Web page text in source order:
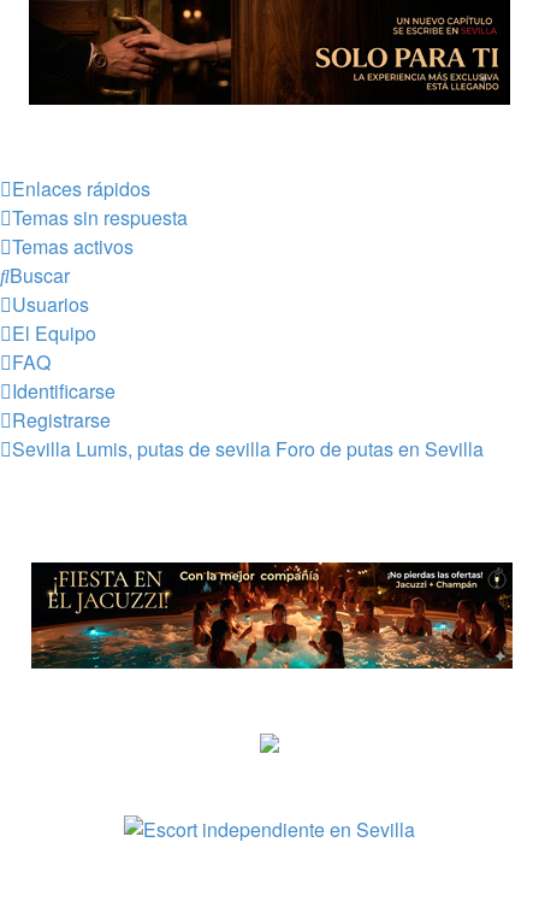
Enlaces rápidos
Temas sin respuesta
Temas activos
Buscar
Usuarios
El Equipo
FAQ
Identificarse
Registrarse
Sevilla Lumis, putas de sevilla Foro de putas en Sevilla